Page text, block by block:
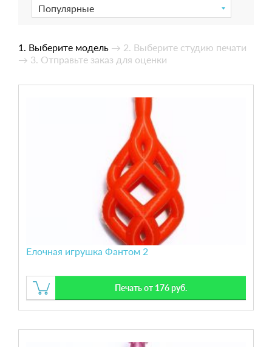
Популярные
1. Выберите модель → 2. Выберите студию печати
→ 3. Отправьте заказ для оценки
Елочная игрушка Фантом 2
Печать от 176 руб.